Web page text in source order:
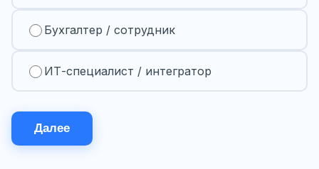
Бухгалтер / сотрудник
ИТ-специалист / интегратор
Далее